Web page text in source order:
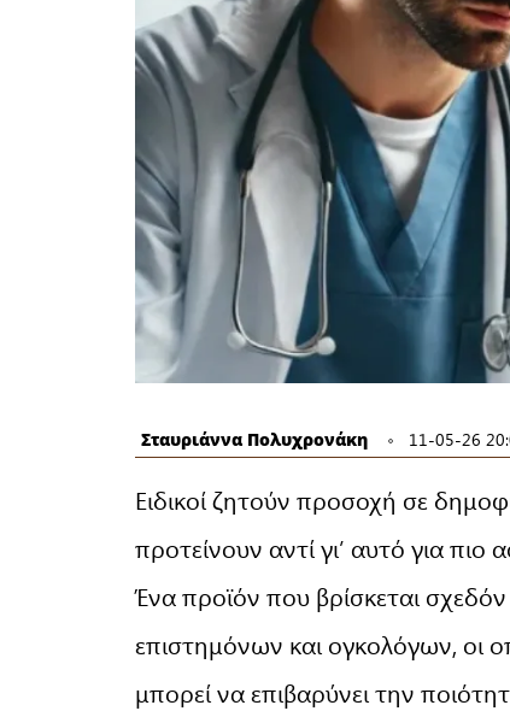
Σταυριάννα Πολυχρονάκη 11-05-26
Ειδικοί ζητούν προσοχή σε
προτείνουν αντί γι’ αυτό για πιο
Ένα προϊόν που βρίσκεται σχεδόν
επιστημόνων και ογκολόγων, οι
μπορεί να επιβαρύνει την